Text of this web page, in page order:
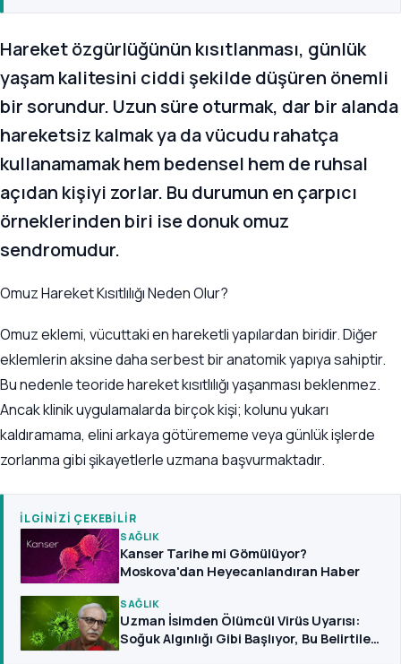
Hareket özgürlüğünün kısıtlanması, günlük
yaşam kalitesini ciddi şekilde düşüren önemli
bir sorundur. Uzun süre oturmak, dar bir alanda
hareketsiz kalmak ya da vücudu rahatça
kullanamamak hem bedensel hem de ruhsal
açıdan kişiyi zorlar. Bu durumun en çarpıcı
örneklerinden biri ise donuk omuz
sendromudur.
Omuz Hareket Kısıtlılığı Neden Olur?
Omuz eklemi, vücuttaki en hareketli yapılardan biridir. Diğer
eklemlerin aksine daha serbest bir anatomik yapıya sahiptir.
Bu nedenle teoride hareket kısıtlılığı yaşanması beklenmez.
Ancak klinik uygulamalarda birçok kişi; kolunu yukarı
kaldıramama, elini arkaya götürememe veya günlük işlerde
zorlanma gibi şikayetlerle uzmana başvurmaktadır.
İLGINIZI ÇEKEBILIR
SAĞLIK
Kanser Tarihe mi Gömülüyor?
Moskova'dan Heyecanlandıran Haber
SAĞLIK
Uzman İsimden Ölümcül Virüs Uyarısı:
Soğuk Algınlığı Gibi Başlıyor, Bu Belirtilere